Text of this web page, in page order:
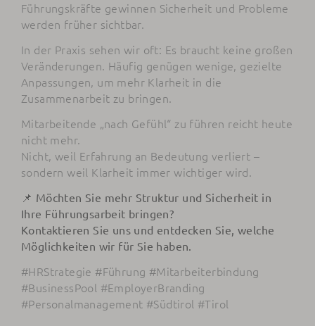
Führungskräfte gewinnen Sicherheit und Probleme
werden früher sichtbar.
In der Praxis sehen wir oft: Es braucht keine großen
Veränderungen. Häufig genügen wenige, gezielte
Anpassungen, um mehr Klarheit in die
Zusammenarbeit zu bringen.
Mitarbeitende „nach Gefühl“ zu führen reicht heute
nicht mehr.
Nicht, weil Erfahrung an Bedeutung verliert –
sondern weil Klarheit immer wichtiger wird.
📌 Möchten Sie mehr Struktur und Sicherheit in
Ihre Führungsarbeit bringen?
Kontaktieren Sie uns und entdecken Sie, welche
Möglichkeiten wir für Sie haben.
#HRStrategie #Führung #Mitarbeiterbindung
#BusinessPool #EmployerBranding
#Personalmanagement #Südtirol #Tirol